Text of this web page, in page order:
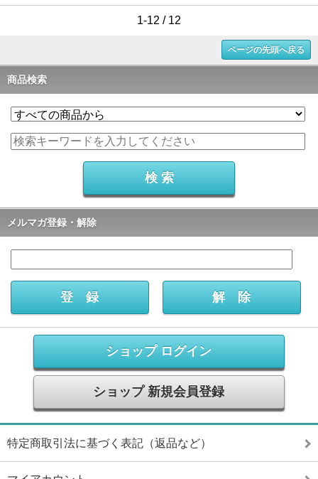
1-12 / 12
ページの先頭へ戻る
商品検索
メルマガ登録・解除
ショップ ログイン
ショップ 新規会員登録
特定商取引法に基づく表記（返品など）